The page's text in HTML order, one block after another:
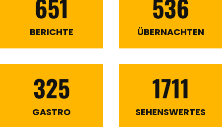
651
BERICHTE
536
ÜBERNACHTEN
325
GASTRO
1711
SEHENSWERTES